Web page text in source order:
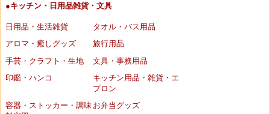
●キッチン・日用品雑貨・文具
日用品・生活雑貨
タオル・バス用品
アロマ・癒しグッズ
旅行用品
手芸・クラフト・生地
文具・事務用品
印鑑・ハンコ
キッチン用品・雑貨・エ
プロン
容器・ストッカー・調味 お弁当グッズ